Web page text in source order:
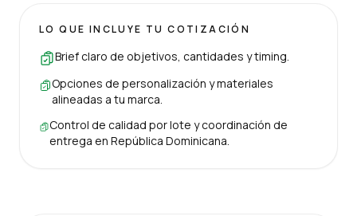
LO QUE INCLUYE TU COTIZACIÓN
Brief claro de objetivos, cantidades y timing.
Opciones de personalización y materiales
alineadas a tu marca.
Control de calidad por lote y coordinación de
entrega en República Dominicana.